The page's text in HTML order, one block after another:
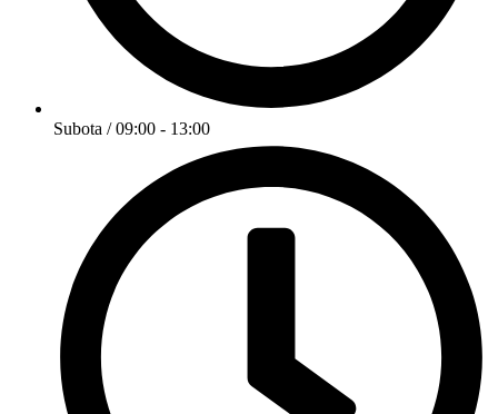
Subota / 09:00 - 13:00